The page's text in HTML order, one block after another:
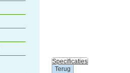
Specificaties